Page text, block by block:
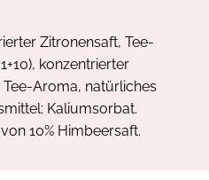
Zitronensaft, Tee-
konzentrierter
Aroma, natürliches
Kaliumsorbat.
10% Himbeersaft.